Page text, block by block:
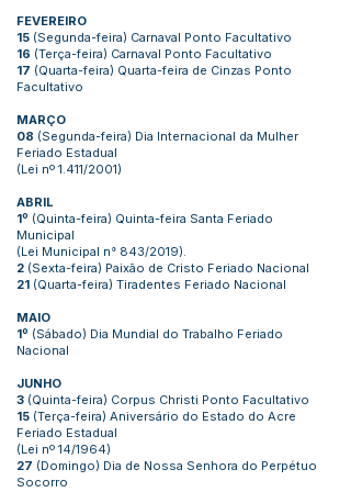
FEVEREIRO
15 (Segunda-feira) Carnaval Ponto Facultativo
16 (Terça-feira) Carnaval Ponto Facultativo
17 (Quarta-feira) Quarta-feira de Cinzas Ponto
Facultativo
MARÇO
08 (Segunda-feira) Dia Internacional da Mulher
Feriado Estadual
(Lei nº 1.411/2001)
ABRIL
1º (Quinta-feira) Quinta-feira Santa Feriado
Municipal
(Lei Municipal n° 843/2019).
2 (Sexta-feira) Paixão de Cristo Feriado Nacional
21 (Quarta-feira) Tiradentes Feriado Nacional
MAIO
1º (Sábado) Dia Mundial do Trabalho Feriado
Nacional
JUNHO
3 (Quinta-feira) Corpus Christi Ponto Facultativo
15 (Terça-feira) Aniversário do Estado do Acre
Feriado Estadual
(Lei nº 14/1964)
27 (Domingo) Dia de Nossa Senhora do Perpétuo
Socorro